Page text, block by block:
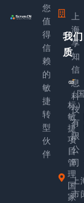
您
值
得
信
赖
的
敏
捷
转
型
伙
伴
上
海
享
知
信
息
科
技
有
限
公
司
上
市
我
质
（
标
敏
捷
项
目
管
理
国
家